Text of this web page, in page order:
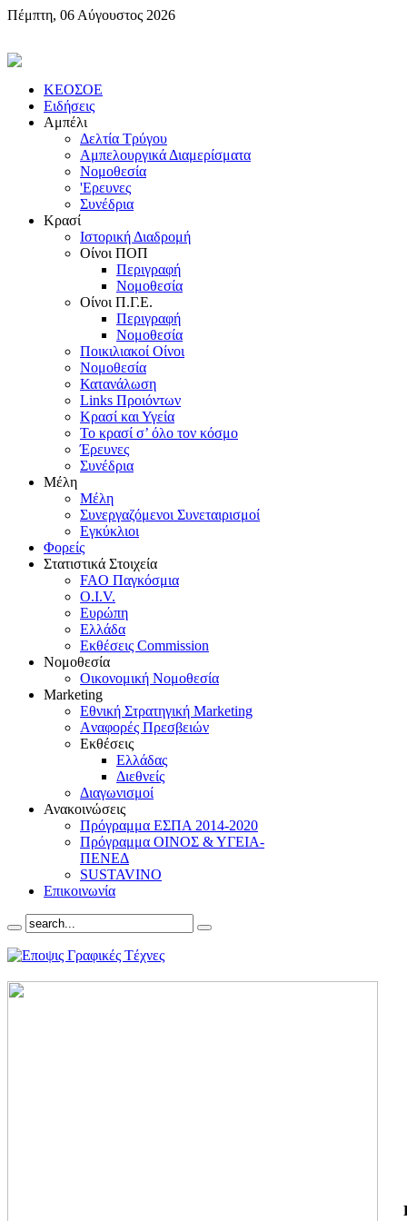
Πέμπτη, 06 Αύγουστος 2026
KEOΣOE
Ειδήσεις
Αμπέλι
Δελτία Τρύγου
Αμπελουργικά Διαμερίσματα
Nομοθεσία
'Eρευνες
Συνέδρια
Κρασί
Iστορική Διαδρομή
Oίνοι ΠOΠ
Περιγραφή
Nομοθεσία
Oίνοι Π.Γ.E.
Περιγραφή
Νομοθεσία
Ποικιλιακοί Oίνοι
Nομοθεσία
Κατανάλωση
Links Προιόντων
Κρασί και Υγεία
To κρασί σ’ όλο τον κόσμο
Έρευνες
Συνέδρια
Μέλη
Mέλη
Συνεργαζόμενοι Συνεταιρισμοί
Εγκύκλιοι
Φορείς
Στατιστικά Στοιχεία
FAO Παγκόσμια
O.I.V.
Ευρώπη
Ελλάδα
Eκθέσεις Commission
Νομοθεσία
Οικονομική Νομοθεσία
Marketing
Eθνική Στρατηγική Marketing
Aναφορές Πρεσβειών
Eκθέσεις
Eλλάδας
Διεθνείς
Διαγωνισμοί
Ανακοινώσεις
Πρόγραμμα ΕΣΠΑ 2014-2020
Πρόγραμμα ΟΙΝΟΣ & ΥΓΕΙΑ-
ΠΕΝΕΔ
SUSTAVINO
Επικοινωνία